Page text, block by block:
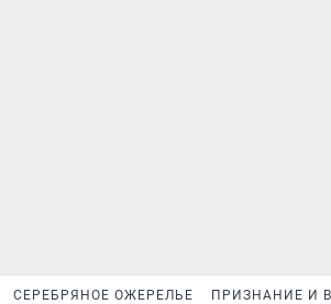
СЕРЕБРЯНОЕ ОЖЕРЕЛЬЕ ПРИЗНАНИЕ И